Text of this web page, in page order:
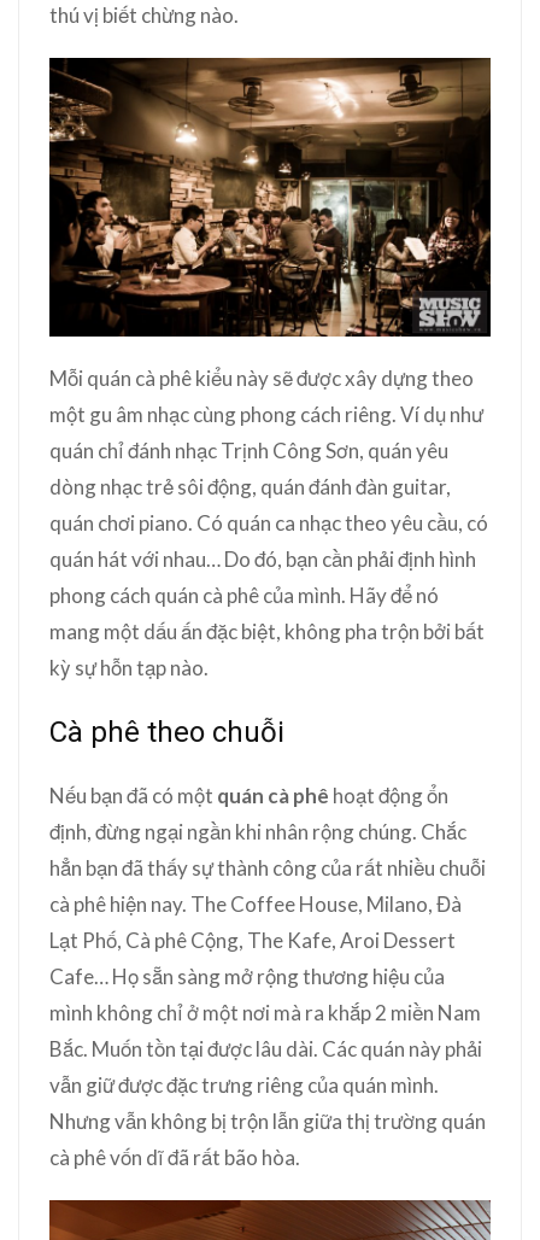
thú vị biết chừng nào.
Mỗi quán cà phê kiểu này sẽ được xây dựng theo
một gu âm nhạc cùng phong cách riêng. Ví dụ như
quán chỉ đánh nhạc Trịnh Công Sơn, quán yêu
dòng nhạc trẻ sôi động, quán đánh đàn guitar,
quán chơi piano. Có quán ca nhạc theo yêu cầu, có
quán hát với nhau… Do đó, bạn cần phải định hình
phong cách quán cà phê của mình. Hãy để nó
mang một dấu ấn đặc biệt, không pha trộn bởi bất
kỳ sự hỗn tạp nào.
Cà phê theo chuỗi
Nếu bạn đã có một quán cà phê hoạt động ổn
định, đừng ngại ngần khi nhân rộng chúng. Chắc
hẳn bạn đã thấy sự thành công của rất nhiều chuỗi
cà phê hiện nay. The Coffee House, Milano, Đà
Lạt Phố, Cà phê Cộng, The Kafe, Aroi Dessert
Cafe… Họ sẵn sàng mở rộng thương hiệu của
mình không chỉ ở một nơi mà ra khắp 2 miền Nam
Bắc. Muốn tồn tại được lâu dài. Các quán này phải
vẫn giữ được đặc trưng riêng của quán mình.
Nhưng vẫn không bị trộn lẫn giữa thị trường quán
cà phê vốn dĩ đã rất bão hòa.